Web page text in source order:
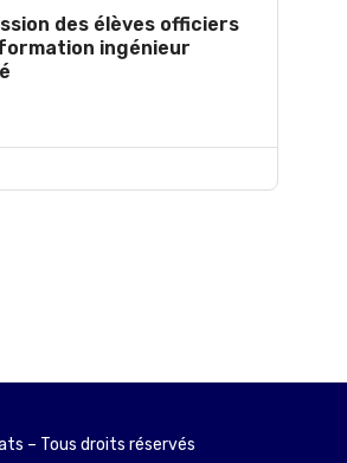
des élèves officiers
ingénieur
– Tous droits réservés